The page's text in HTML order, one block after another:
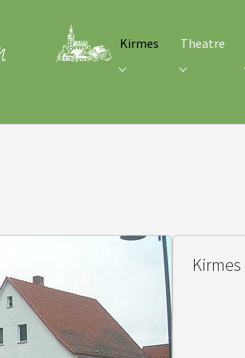
Kirmes
Submenu for "Kirmes"
Theatre
Submenu
Kirmes